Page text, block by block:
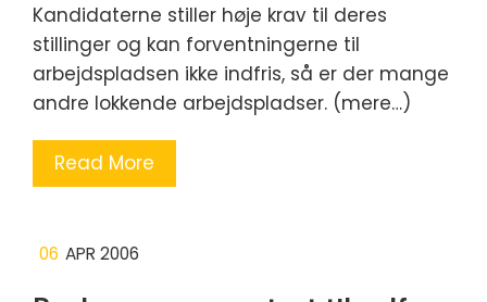
Kandidaterne stiller høje krav til deres
stillinger og kan forventningerne til
arbejdspladsen ikke indfris, så er der mange
andre lokkende arbejdspladser. (mere…)
Read More
06 APR 2006